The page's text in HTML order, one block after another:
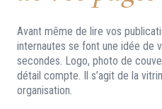
Avant même de lire vos
internautes se font une idée de
secondes. Logo, photo de
détail compte. Il s’agit de la
organisation.